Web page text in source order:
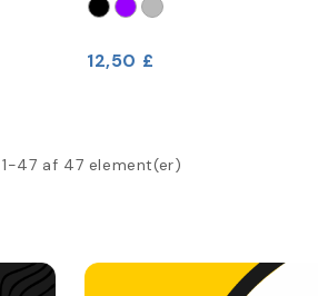
12,50 £
1-47 af 47 element(er)